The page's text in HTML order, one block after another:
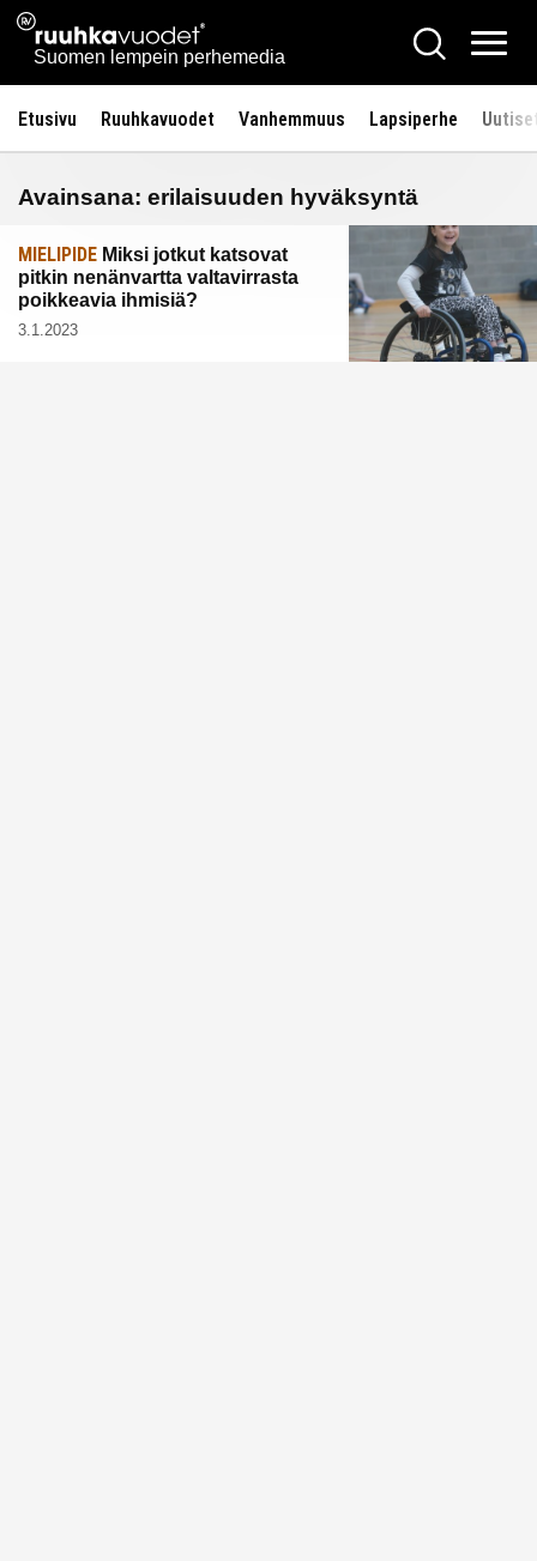
Siirry
sisältöön
Ruuhkavuodet.fi
Suomen lempein perhemedia
Hae
Etusivu Ruuhkavuodet Vanhemmuus Lapsiperhe
Avainsana: erilaisuuden hyväksyntä
MIELIPIDE Miksi jotkut katsovat
pitkin nenänvartta valtavirrasta
poikkeavia ihmisiä?
3.1.2023